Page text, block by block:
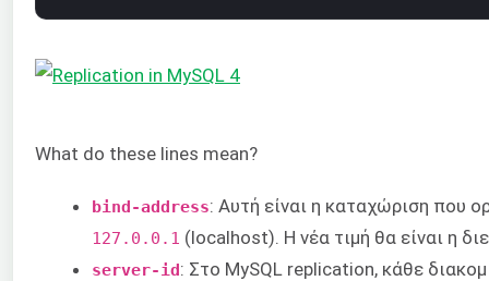
What do these lines mean?
bind-address: Αυτή είναι η καταχώριση που
127.0.0.1 (localhost). Η νέα τιμή θα είναι η
server-id: Στο MySQL replication, κάθε